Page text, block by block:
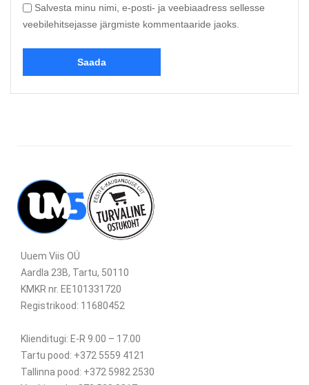
Salvesta minu nimi, e-posti- ja veebiaadress sellesse
veebilehitsejasse järgmiste kommentaaride jaoks.
Uuem Viis OÜ
Aardla 23B, Tartu, 50110
KMKR nr. EE101331720
Registrikood: 11680452
Klienditugi: E-R 9.00 – 17.00
Tartu pood: +372 5559 4121
Tallinna pood: +372 5982 2530